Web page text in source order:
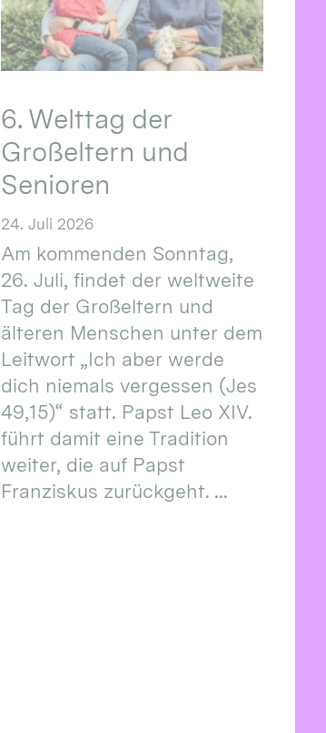
6. Welttag der
Großeltern und
Senioren
24. Juli 2026
Am kommenden Sonntag,
26. Juli, findet der weltweite
Tag der Großeltern und
älteren Menschen unter dem
Leitwort „Ich aber werde
dich niemals vergessen (Jes
49,15)“ statt. Papst Leo XIV.
führt damit eine Tradition
weiter, die auf Papst
Franziskus zurückgeht. ...